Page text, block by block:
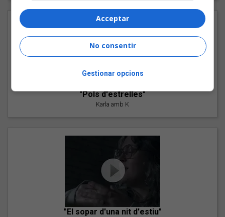
"Pols d'estrelles"
Karla amb K
"El sopar d'una nit d'estiu"
Acceptar
No consentir
Gestionar opcions